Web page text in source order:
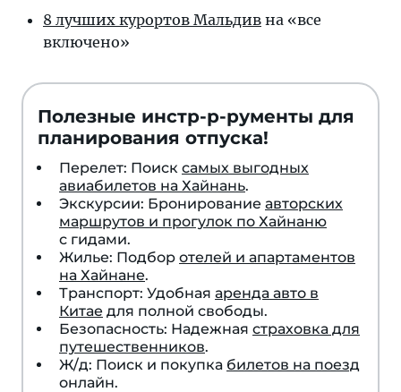
8 лучших курор­тов Маль­див на «все
включено»
Полезные инстр-р-рументы для
планирования отпуска!
Перелет: Поиск самых выгодных
авиабилетов на Хайнань.
Экскурсии: Бронирование авторских
маршрутов и прогулок по Хайнаню
с гидами.
Жилье: Подбор отелей и апартаментов
на Хайнане.
Транспорт: Удобная аренда авто в
Китае для полной свободы.
Безопасность: Надежная страховка для
путешественников.
Ж/д: Поиск и покупка билетов на поезд
онлайн.